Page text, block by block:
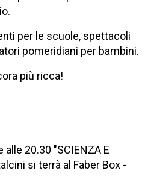
per le scuole, spettacoli
pomeridiani per bambini.
più ricca!
alle 20.30 "SCIENZA E
si terrà al Faber Box -